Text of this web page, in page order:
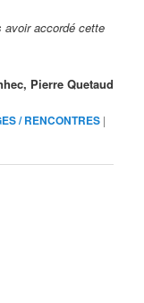
avoir accordé cette
Pierre Quetaud
/ RENCONTRES |